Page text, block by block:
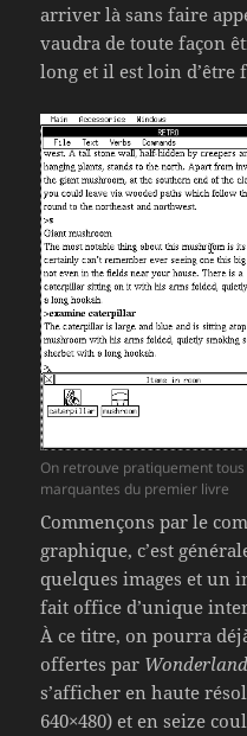
arriver là sans faire
vaudra de toute façon
long et il est loin d’être
On retrouve pratiquement
marquantes du premier livre
Commençons par le
graphique, c’est
quelques images et un
fait office d’unique
À ce titre, on pourra
offertes par Wonderland
s’afficher en haute
640×480) et en seize